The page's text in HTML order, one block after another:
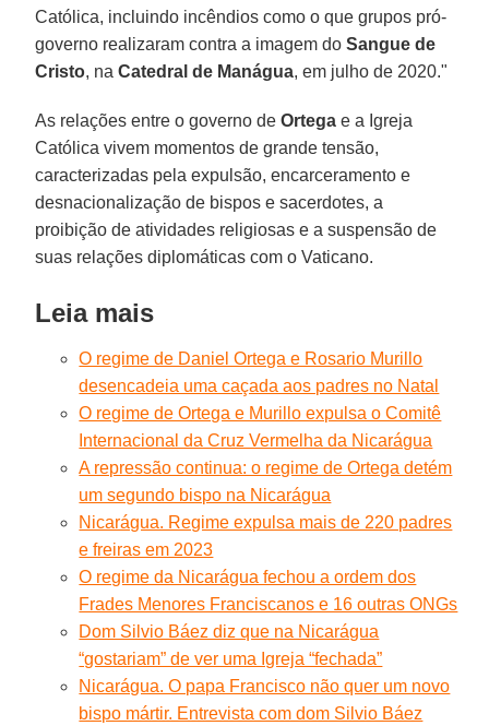
Católica, incluindo incêndios como o que grupos pró-
governo realizaram contra a imagem do Sangue de
Cristo, naCatedral de Manágua, em julho de 2020."
As relações entre o governo deOrtega e a Igreja
Católica vivem momentos de grande tensão,
caracterizadas pela expulsão, encarceramento e
desnacionalização de bispos e sacerdotes, a
proibição de atividades religiosas e a suspensão de
suas relações diplomáticas com o Vaticano.
Leia mais
O regime de Daniel Ortega e Rosario Murillo
desencadeia uma caçada aos padres no Natal
O regime de Ortega e Murillo expulsa o Comitê
Internacional da Cruz Vermelha da Nicarágua
A repressão continua: o regime de Ortega detém
um segundo bispo na Nicarágua
Nicarágua. Regime expulsa mais de 220 padres
e freiras em 2023
O regime da Nicarágua fechou a ordem dos
Frades Menores Franciscanos e 16 outras ONGs
Dom Silvio Báez diz que na Nicarágua
“gostariam” de ver uma Igreja “fechada”
Nicarágua. O papa Francisco não quer um novo
bispo mártir. Entrevista com dom Silvio Báez